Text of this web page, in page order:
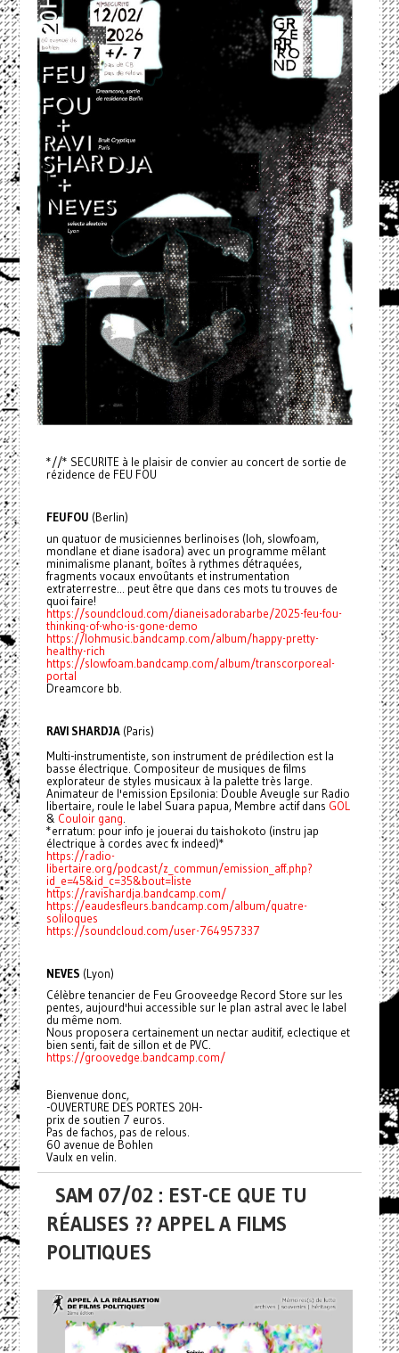
*//* SECURITE à le plaisir de convier au concert de sortie de
rézidence de FEU FOU
FEUFOU (Berlin)
un quatuor de musiciennes berlinoises (loh, slowfoam,
mondlane et diane isadora) avec un programme mêlant
minimalisme planant, boîtes à rythmes détraquées,
fragments vocaux envoûtants et instrumentation
extraterrestre... peut être que dans ces mots tu trouves de
quoi faire!
https://soundcloud.com/dianeisadorabarbe/2025-feu-fou-
thinking-of-who-is-gone-demo
https://lohmusic.bandcamp.com/album/happy-pretty-
healthy-rich
https://slowfoam.bandcamp.com/album/transcorporeal-
portal
Dreamcore bb.
RAVI SHARDJA (Paris)
Multi-instrumentiste, son instrument de prédilection est la
basse électrique. Compositeur de musiques de films
explorateur de styles musicaux à la palette très large.
Animateur de l'emission Epsilonia: Double Aveugle sur Radio
libertaire, roule le label Suara papua, Membre actif dans GOL
& Couloir gang
*erratum: pour info je jouerai du taishokoto (instru jap
électrique à cordes avec fx indeed)*
https://radio-
libertaire.org/podcast/z_commun/emission_aff.php?
id_e=45&id_c=35&bout=liste
https://ravishardja.bandcamp.com/
https://eaudesfleurs.bandcamp.com/album/quatre-
soliloques
https://soundcloud.com/user-764957337
NEVES (Lyon)
Célèbre tenancier de Feu Grooveedge Record Store sur les
pentes, aujourd'hui accessible sur le plan astral avec le label
du même nom.
Nous proposera certainement un nectar auditif, eclectique et
bien senti, fait de sillon et de PVC.
https://groovedge.bandcamp.com/
Bienvenue donc,
-OUVERTURE DES PORTES 20H-
prix de soutien 7 euros.
Pas de fachos, pas de relous.
60 avenue de Bohlen
Vaulx en velin.
SAM 07/02 : EST-CE QUE TU
RÉALISES ?? APPEL A FILMS
POLITIQUES